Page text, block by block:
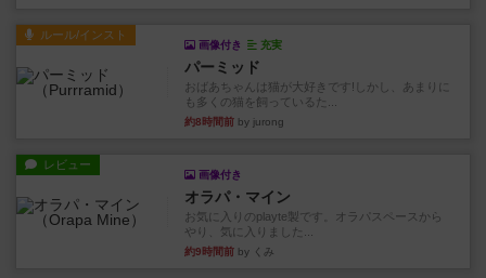
ルール/インスト
画像付き 充実
パーミッド
おばあちゃんは猫が大好きです!しかし、あまりに
も多くの猫を飼っているた...
約8時間前 by jurong
レビュー
画像付き
オラパ・マイン
お気に入りのplayte製です。オラパスペースから
やり、気に入りました...
約9時間前 by くみ